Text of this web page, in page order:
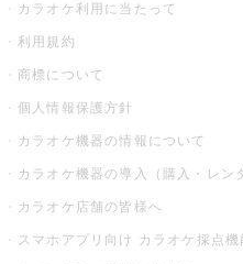
カラオケ利用に当たって
利用規約
商標について
個人情報保護方針
カラオケ機器の情報について
カラオケ機器の導入（購入・レン
カラオケ店舗の皆様へ
スマホアプリ向け カラオケ採点機